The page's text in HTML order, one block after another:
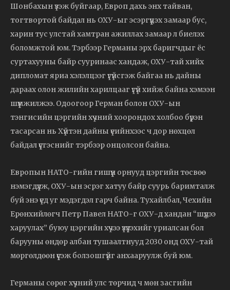
Шонбахын үзэж буйгаар, Европ дахь энх тайван,
тогтвортой байдал нь ОХУ-ыг эсэргүүцэх замаар бус,
харин тус улстай хамтран ажиллах замаар л биелэх
боломжтой юм. Тэрбээр Германы эрх баригчдыг ёс
суртахууны байр сууринаас хандаж, ОХУ-тай хийх
дипломат яриа хэлэлцээг үгүйсгэж байгаа нь дайны
дараах олон жилийн харилцааг үгүй хийж байна хэмээн
шүүмжилжээ. Одоогоор Герман болон ОХУ-ын
тэнгисийн цэргийн хүчний хоорондох холбоо бүрэн
тасарсан нь Хүйтэн дайны үеийнхээс ч дор нөхцөл
байдал үүсгэснийг тэрбээр онцолсон байна.
Европын НАТО-гийн гишүүн орнууд цэргийн төсвөө
нэмэгдүүлж, ОХУ-ын эсрэг хатуу байр суурь баримталж
буй энэ үед уг мэдэгдэл гарч байна. Тухайлбал, Чехийн
Ерөнхийлөгч Петр Павел НАТО-г ОХУ-д хандан “шүдээ
харуулах” буюу цэргийн хүчээ үзүүлэхийг уриалсан бол
барууны өндөр албан тушаалтнууд 2030 онд ОХУ-тай
мөргөлдөөн үүсэж болзошгүйг анхааруулж буй юм.
Германы сөрөг хүчний улс төрчид ч мөн засгийн